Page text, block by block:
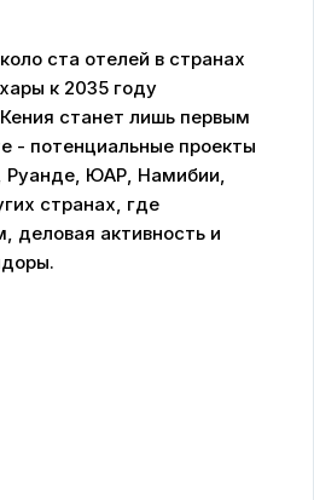
ста отелей в странах
к 2035 году
станет лишь первым
- потенциальные проекты
Руанде, ЮАР, Намибии,
странах, где
деловая активность и